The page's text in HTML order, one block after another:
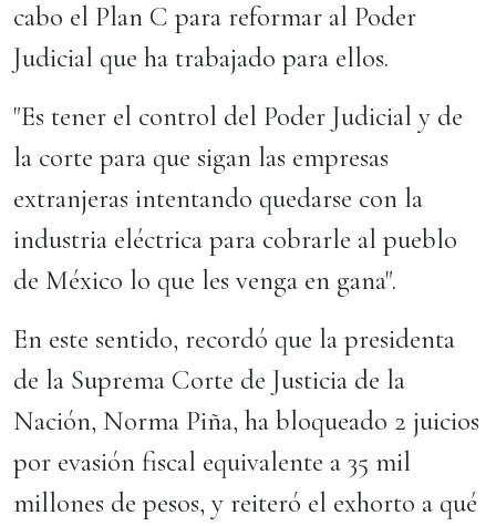
cabo el Plan C para reformar al Poder
Judicial que ha trabajado para ellos.
"Es tener el control del Poder Judicial y de
la corte para que sigan las empresas
extranjeras intentando quedarse con la
industria eléctrica para cobrarle al pueblo
de México lo que les venga en gana".
En este sentido, recordó que la presidenta
de la Suprema Corte de Justicia de la
Nación, Norma Piña, ha bloqueado 2 juicios
por evasión fiscal equivalente a 35 mil
millones de pesos, y reiteró el exhorto a qué